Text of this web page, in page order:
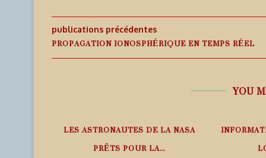
publications précédentes
PROPAGATION IONOSPHÉRIQUE EN TEMPS RÉEL
YOU
LES ASTRONAUTES DE LA NASA
PRÊTS POUR LA...